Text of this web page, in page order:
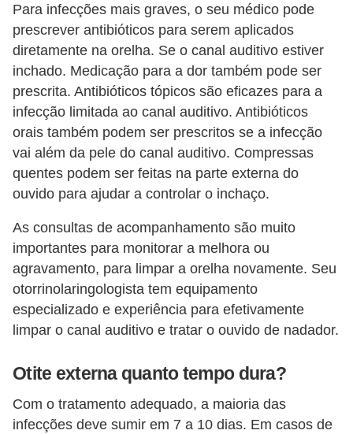
Para infecções mais graves, o seu médico pode
prescrever antibióticos para serem aplicados
diretamente na orelha. Se o canal auditivo estiver
inchado. Medicação para a dor também pode ser
prescrita. Antibióticos tópicos são eficazes para a
infecção limitada ao canal auditivo. Antibióticos
orais também podem ser prescritos se a infecção
vai além da pele do canal auditivo. Compressas
quentes podem ser feitas na parte externa do
ouvido para ajudar a controlar o inchaço.
As consultas de acompanhamento são muito
importantes para monitorar a melhora ou
agravamento, para limpar a orelha novamente. Seu
otorrinolaringologista tem equipamento
especializado e experiência para efetivamente
limpar o canal auditivo e tratar o ouvido de nadador.
Otite externa quanto tempo dura?
Com o tratamento adequado, a maioria das
infecções deve sumir em 7 a 10 dias. Em casos de